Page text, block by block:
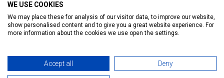
WE USE COOKIES
We may place these for analysis of our visitor data, to improve our website,
show personalised content and to give you a great website experience. For
more information about the cookies we use open the settings.
Accept all Deny
Designed byMediaGum